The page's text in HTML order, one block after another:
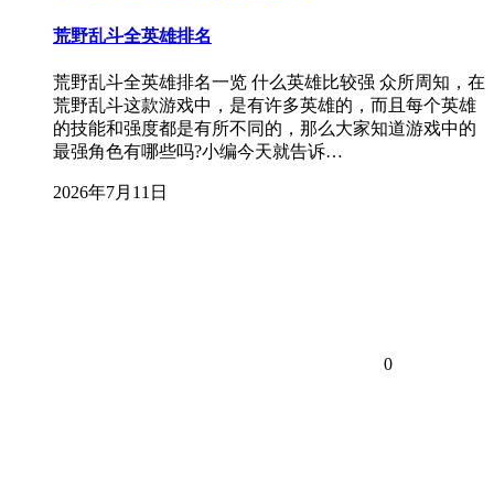
荒野乱斗全英雄排名
荒野乱斗全英雄排名一览 什么英雄比较强 众所周知，在
荒野乱斗这款游戏中，是有许多英雄的，而且每个英雄
的技能和强度都是有所不同的，那么大家知道游戏中的
最强角色有哪些吗?小编今天就告诉…
2026年7月11日
0